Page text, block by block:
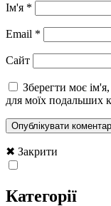
Ім'я *
Email *
Сайт
Зберегти моє
для моїх подальших
✖ Закрити
Категорії